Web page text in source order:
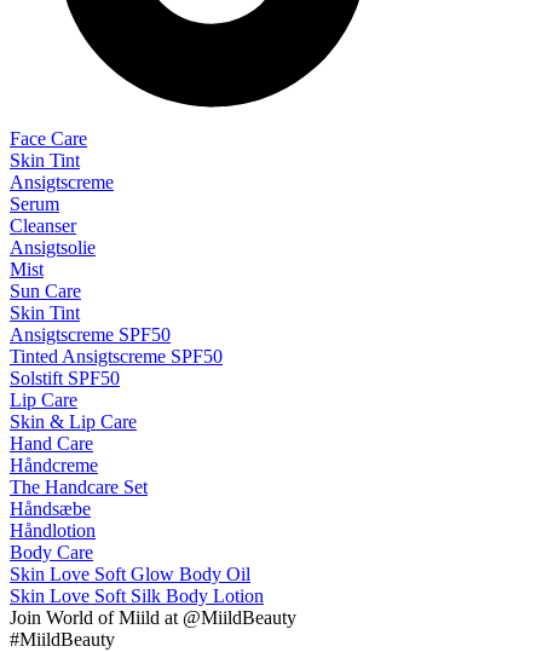
Face Care
Skin Tint
Ansigtscreme
Serum
Cleanser
Ansigtsolie
Mist
Sun Care
Skin Tint
Ansigtscreme SPF50
Tinted Ansigtscreme SPF50
Solstift SPF50
Lip Care
Skin & Lip Care
Hand Care
Håndcreme
The Handcare Set
Håndsæbe
Håndlotion
Body Care
Skin Love Soft Glow Body Oil
Skin Love Soft Silk Body Lotion
Join World of Miild at @MiildBeauty
#MiildBeauty